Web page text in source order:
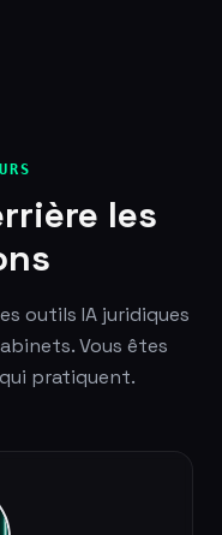
les
outils IA juridiques
Vous êtes
pratiquent.